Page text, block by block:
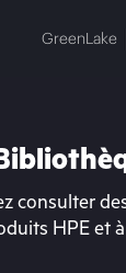
GreenLake
HPE et